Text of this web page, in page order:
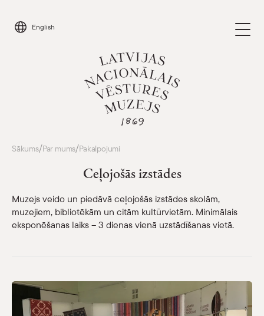
content
English
Apmeklēt
Par mums Parādīt apakšizvēlni
Krājums
Medijiem
Sākums/Par mums/Pakalpojumi
Ceļojošās izstādes
Muzejs veido un piedāvā ceļojošās izstādes skolām,
muzejiem, bibliotēkām un citām kultūrvietām. Minimālais
eksponēšanas laiks – 3 dienas vienā uzstādīšanas vietā.